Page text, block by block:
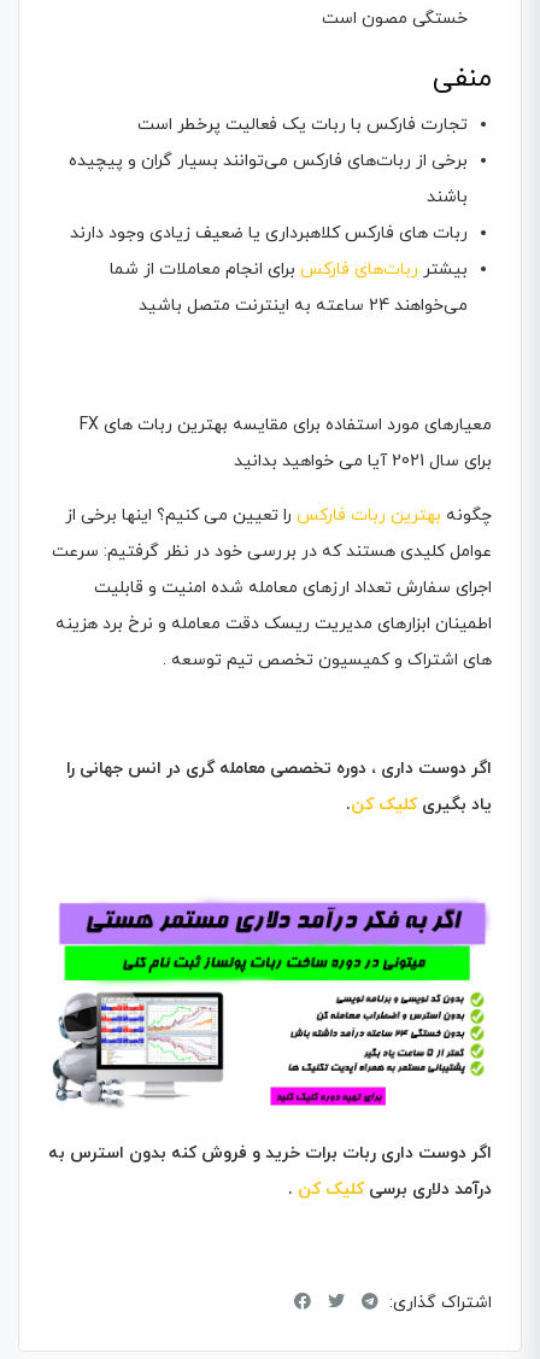
خستگی مصون است
منفی
تجارت فارکس با ربات یک فعالیت پرخطر است
برخی از ربات‌های فارکس می‌توانند بسیار گران و پیچیده
باشند
ربات های فارکس کلاهبرداری یا ضعیف زیادی وجود دارند
بیشتر ربات‌های فارکس برای انجام معاملات از شما
می‌خواهند 24 ساعته به اینترنت متصل باشید
معیارهای مورد استفاده برای مقایسه بهترین ربات های FX
برای سال 2021 آیا می خواهید بدانید
چگونه بهترین ربات فارکس را تعیین می کنیم؟ اینها برخی از
عوامل کلیدی هستند که در بررسی خود در نظر گرفتیم: سرعت
اجرای سفارش تعداد ارزهای معامله شده امنیت و قابلیت
اطمینان ابزارهای مدیریت ریسک دقت معامله و نرخ برد هزینه
های اشتراک و کمیسیون تخصص تیم توسعه .
اگر دوست داری ، دوره تخصصی معامله گری در انس جهانی را
یاد بگیریکلیک کن.
اگر دوست داری ربات برات خرید و فروش کنه بدون استرس به
درآمد دلاری برسی کلیک کن .
اشتراک گذاری: